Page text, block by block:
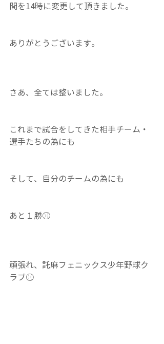
間を14時に変更して頂きました。
ありがとうございます。
さあ、全ては整いました。
これまで試合をしてきた相手チーム・
選手たちの為にも
そして、自分のチームの為にも
あと１勝⚾
頑張れ、託麻フェニックス少年野球ク
ラブ⚾